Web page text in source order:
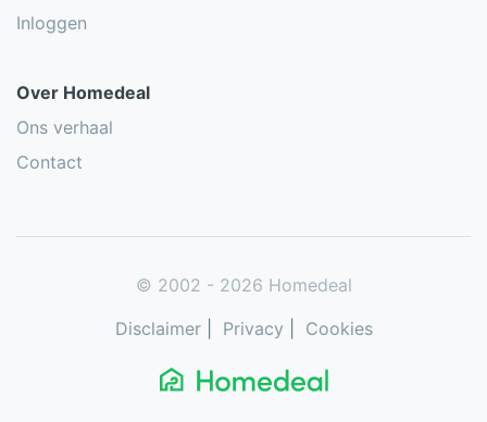
Inloggen
Over Homedeal
Ons verhaal
Contact
© 2002 - 2026 Homedeal
Disclaimer| Privacy Cookies